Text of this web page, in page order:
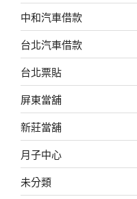
中和汽車借款
台北汽車借款
台北票貼
屏東當舖
新莊當舖
月子中心
未分類